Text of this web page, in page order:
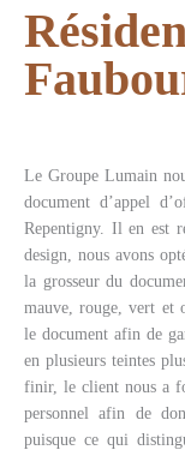
Le Groupe Lumain
document d’appel
Repentigny. Il en est
design, nous avons
la grosseur du
mauve, rouge, vert et
le document afin de
en plusieurs teintes
finir, le client nous a
personnel afin de
puisque ce qui